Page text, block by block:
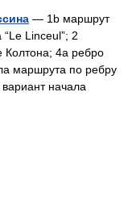
— 1b маршрут
Linceul”; 2
4а ребро
маршрута по ребру
начала